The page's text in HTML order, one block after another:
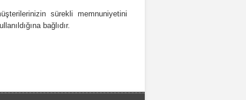
sürekli memnuniyetini
bağlıdır.